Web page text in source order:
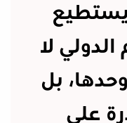
يستطيع
لا
بل
على